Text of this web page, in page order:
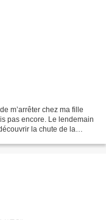
m’arrêter chez ma fille
pas encore. Le lendemain
la chute de la